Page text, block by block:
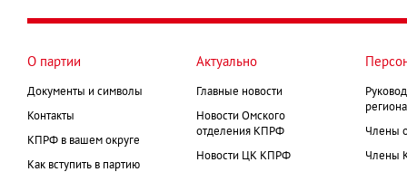
О партии
Документы и символы
Контакты
КПРФ в вашем округе
Как вступить в партию
Актуально
Главные новости
Новости Омского
отделения КПРФ
Новости ЦК КПРФ
Члены
Члены